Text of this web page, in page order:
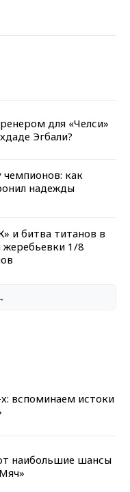
для «Челси»
Эгбали?
как
надежды
и битва титанов в
жеребьевки 1/8
вспоминаем истоки
наибольшие шансы